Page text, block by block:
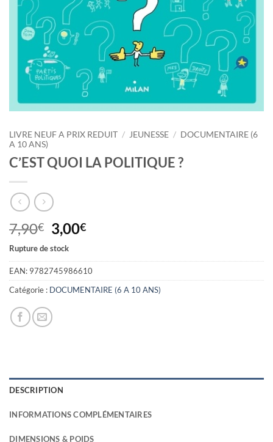
LIVRE NEUF A PRIX REDUIT / JEUNESSE / DOCUMENTAIRE (6
A 10 ANS)
C’EST QUOI LA POLITIQUE ?
7,90€ Le
prix
initial
était :
7,90€.
3,00€Le
actuel
est :
3,00€.
Rupture de stock
EAN: 9782745986610
Catégorie : DOCUMENTAIRE (6 A 10 ANS)
DESCRIPTION
INFORMATIONS COMPLÉMENTAIRES
DIMENSIONS & POIDS